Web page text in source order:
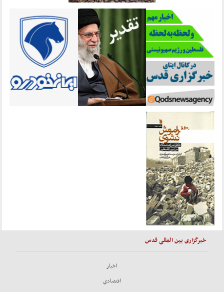
خبرگزاری بین المللی قدس
اخبار
اقتصادي